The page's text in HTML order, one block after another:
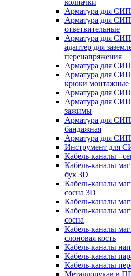
колпачки
Арматура для
Арматура для
ответвительные
Арматура для СИП
адаптер для
перенапряжения
Арматура для
Арматура для
крюки монтажные
Арматура для
Арматура для
зажимы
Арматура для СИП
бандажная
Арматура для СИП
Инструмент для
Кабель-каналы -
Кабель-каналы
бук 3D
Кабель-каналы
сосна 3D
Кабель-каналы
Кабель-каналы
сосна
Кабель-каналы
слоновая кость
Кабель-каналы
Кабель-каналы
Кабель-каналы
Металлорукав в